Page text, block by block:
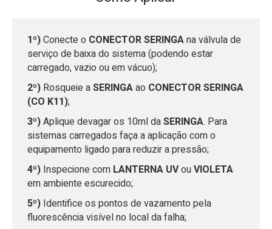
1º)Conecte o CONECTOR SERINGAna válvula de
serviço de baixa do sistema (podendo estar
carregado, vazio ou em vácuo);
2º) Rosqueie aSERINGAao CONECTOR SERINGA
(CO K11);
3º)Aplique devagar os 10ml daSERINGA. Para
sistemas carregados faça a aplicação com o
equipamento ligado para reduzir a pressão;
4º) Inspecione com LANTERNA UVouVIOLETA
em ambiente escurecido;
5º) Identifice os pontos de vazamento pela
fluorescência visível no local da falha;